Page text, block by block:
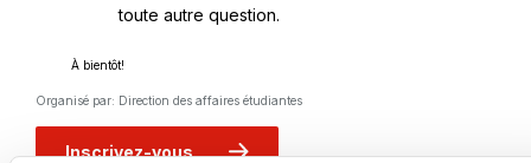
toute autre question.
À bientôt!
Organisé par: Direction des affaires étudiantes
Inscrivez-vous
dans